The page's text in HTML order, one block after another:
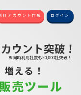
料アカウント作成 ログイン
える！
売ツール